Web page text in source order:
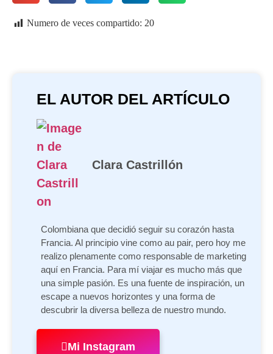
Numero de veces compartido: 20
EL AUTOR DEL ARTÍCULO
Clara Castrillón
Colombiana que decidió seguir su corazón hasta
Francia. Al principio vine como au pair, pero hoy me
realizo plenamente como responsable de marketing
aquí en Francia. Para mí viajar es mucho más que
una simple pasión. Es una fuente de inspiración, un
escape a nuevos horizontes y una forma de
descubrir la diversa belleza de nuestro mundo.
Mi Instagram